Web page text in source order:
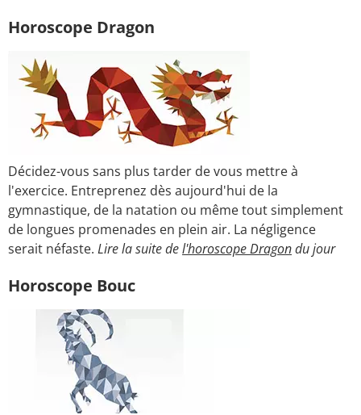
Horoscope Dragon
Décidez-vous sans plus tarder de vous mettre à
l'exercice. Entreprenez dès aujourd'hui de la
gymnastique, de la natation ou même tout simplement
de longues promenades en plein air. La négligence
serait néfaste. Lire la suite del'horoscope Dragondu jour
Horoscope Bouc